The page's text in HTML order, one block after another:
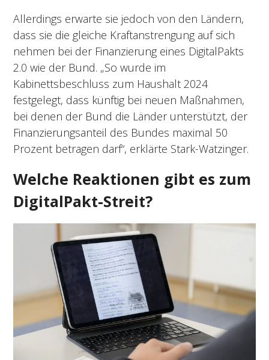
Allerdings erwarte sie jedoch von den Ländern,
dass sie die gleiche Kraftanstrengung auf sich
nehmen bei der Finanzierung eines DigitalPakts
2.0 wie der Bund. „So wurde im
Kabinettsbeschluss zum Haushalt 2024
festgelegt, dass künftig bei neuen Maßnahmen,
bei denen der Bund die Länder unterstützt, der
Finanzierungsanteil des Bundes maximal 50
Prozent betragen darf“, erklärte Stark-Watzinger.
Welche Reaktionen gibt es zum
DigitalPakt-Streit?